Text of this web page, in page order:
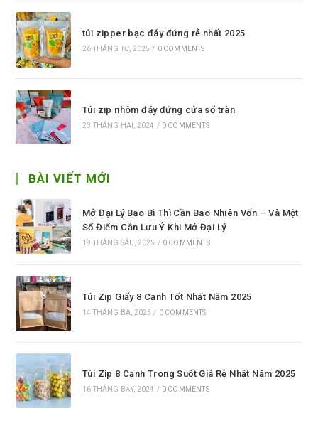
túi zipper bạc đáy đứng rẻ nhất 2025
26 THÁNG TƯ, 2025 / 0 COMMENTS
Túi zip nhôm đáy đứng cửa sổ tràn
23 THÁNG HAI, 2024 / 0 COMMENTS
BÀI VIẾT MỚI
Mở Đại Lý Bao Bì Thì Cần Bao Nhiên Vốn – Và Một
Số Điểm Cần Lưu Ý Khi Mở Đại Lý
19 THÁNG SÁU, 2025 / 0 COMMENTS
Túi Zip Giấy 8 Cạnh Tốt Nhất Năm 2025
14 THÁNG BA, 2025 / 0 COMMENTS
Túi Zip 8 Cạnh Trong Suốt Giá Rẻ Nhất Năm 2025
16 THÁNG BẢY, 2024 / 0 COMMENTS